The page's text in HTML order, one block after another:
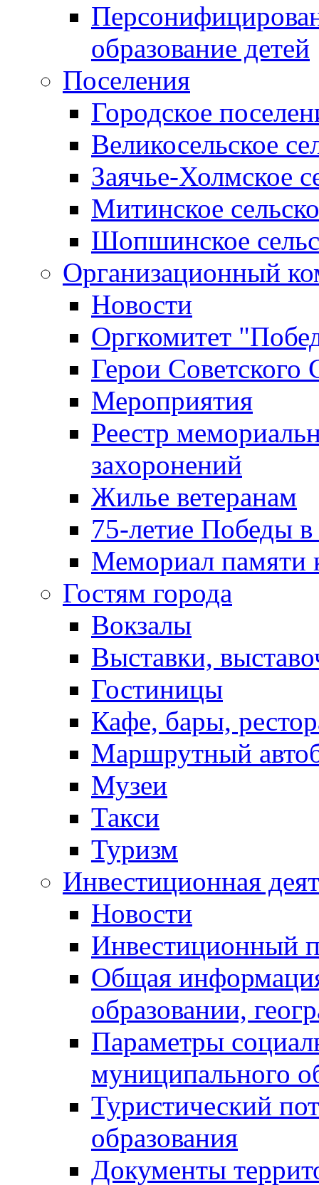
образование детей
Поселения
Городское
Великосельское
Заячье-Холмское
Митинское
Шопшинское
Организационный
Новости
Оргкомитет
Герои Советского
Мероприятия
Реестр
захоронений
Жилье ветеранам
75-летие Победы
Мемориал памяти
Гостям города
Вокзалы
Выставки,
Гостиницы
Кафе, бары,
Маршрутный
Музеи
Такси
Туризм
Инвестиционная
Новости
Инвестиционный
Общая
образовании,
Параметры
муниципального
Туристический
образования
Документы